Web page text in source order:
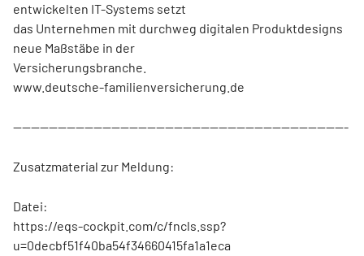
entwickelten IT-Systems setzt
das Unternehmen mit durchweg digitalen Produktdesigns
neue Maßstäbe in der
Versicherungsbranche.
www.deutsche-familienversicherung.de
---------------------------------------------------------------------------
Zusatzmaterial zur Meldung:
Datei:
https://eqs-cockpit.com/c/fncls.ssp?
u=0decbf51f40ba54f34660415fa1a1eca